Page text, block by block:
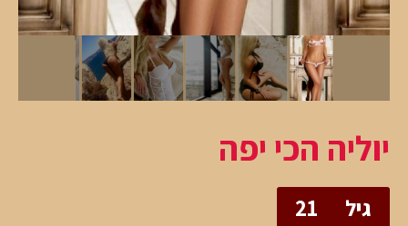
יוליה הכי יפה
גיל
21